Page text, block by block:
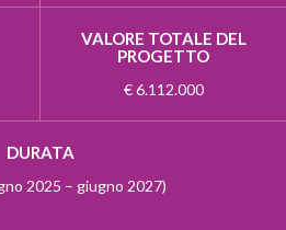
VALORE TOTALE DEL
PROGETTO
€ 6.112.000
DURATA
2025 – giugno 2027)